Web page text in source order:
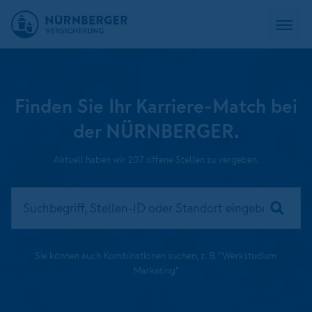
Finden Sie Ihr Karriere-Match bei
der NÜRNBERGER.
Aktuell haben wir 207 offene Stellen zu vergeben.
Sie können auch Kombinationen suchen, z. B. "Werkstudium
Marketing"